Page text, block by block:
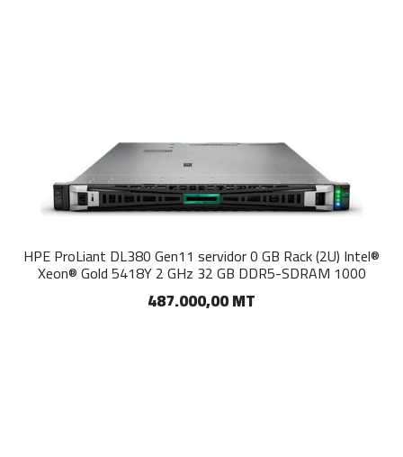
HPE ProLiant DL380 Gen11 servidor 0 GB Rack (2U) Intel®
Xeon® Gold 5418Y 2 GHz 32 GB DDR5-SDRAM 1000
487.000,00 MT